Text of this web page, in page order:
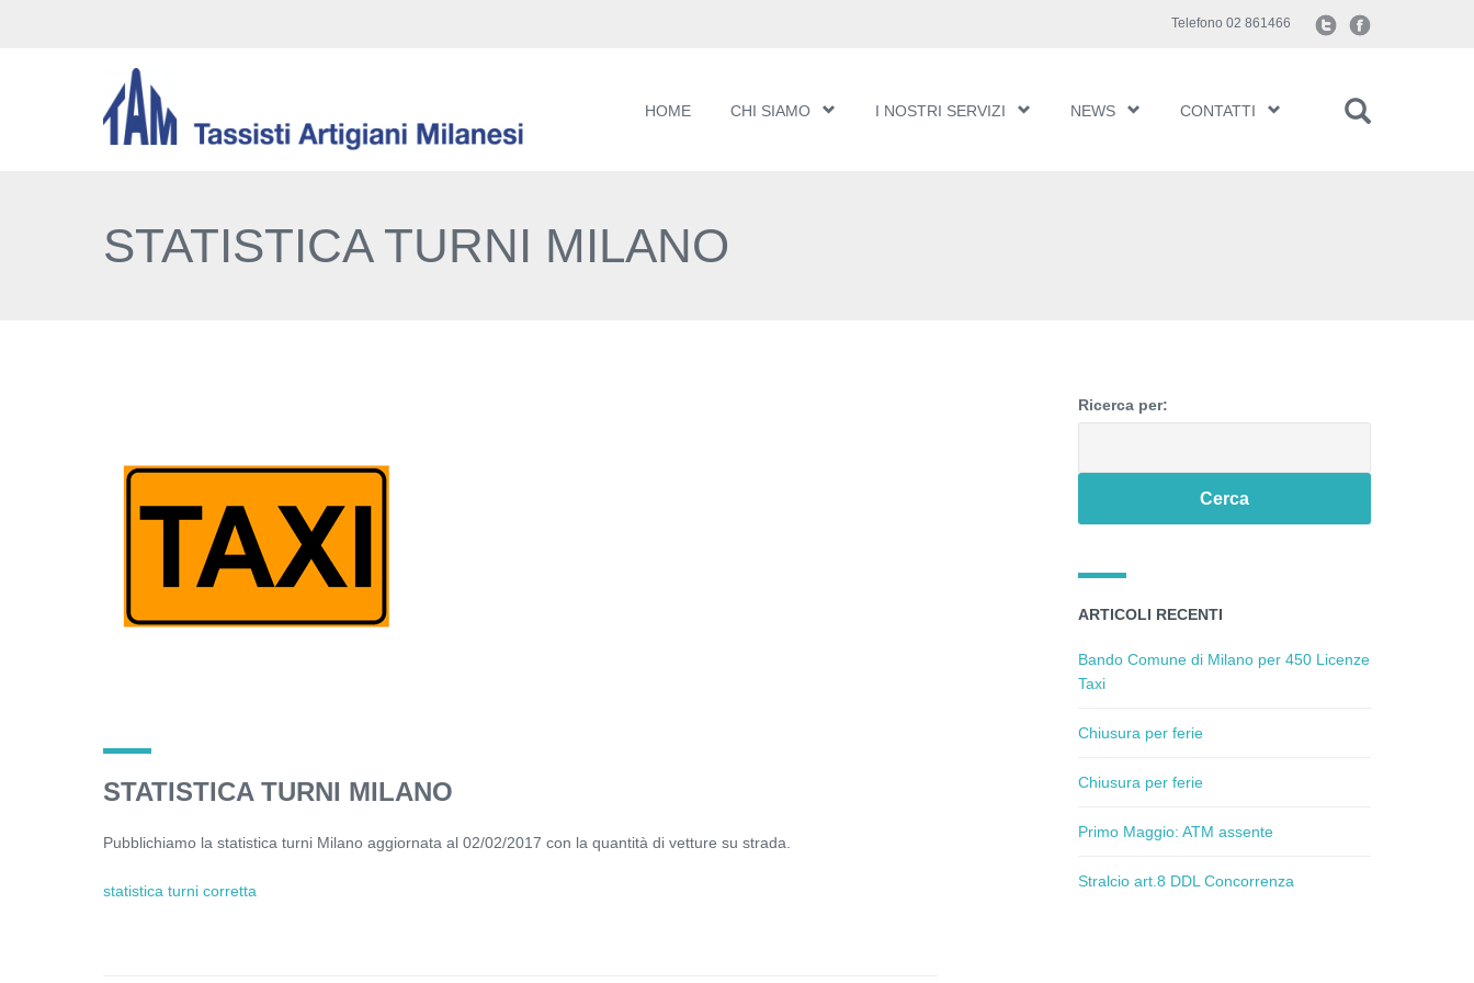
HOME CHI SIAMO I NOSTRI SERVIZI NEWS CONTATTI
Telefono 02 861466
STATISTICA TURNI MILANO
STATISTICA TURNI MILANO
Pubblichiamo la statistica turni Milano aggiornata al 02/02/2017 con la quantità di vetture su strada.
statistica turni corretta
Ricerca per:
ARTICOLI RECENTI
Bando Comune di Milano per 450 Licenze
Taxi
Chiusura per ferie
Chiusura per ferie
Primo Maggio: ATM assente
Stralcio art.8 DDL Concorrenza